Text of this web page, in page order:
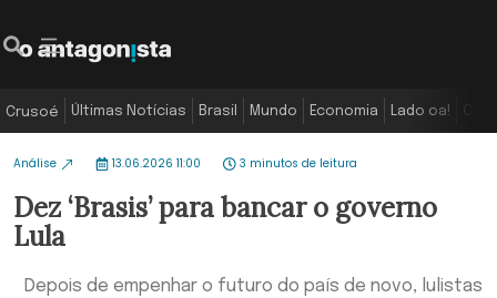
Crusoé Últimas Notícias Brasil Mundo Economia Lado oa!
Análise 13.06.2026 11:00 3 minutos de leitura
Dez ‘Brasis’ para bancar o governo
Lula
Depois de empenhar o futuro do país de novo, lulistas